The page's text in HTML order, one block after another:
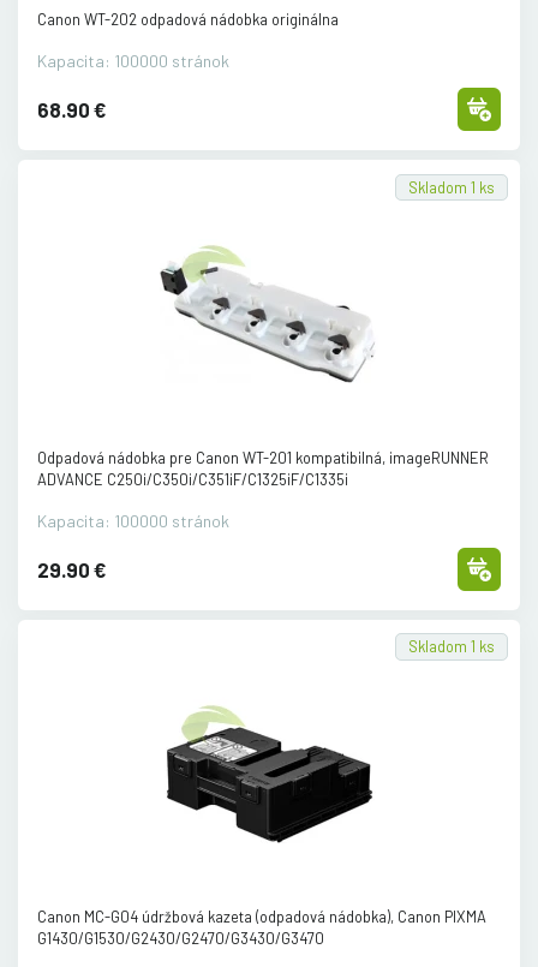
Canon WT-202 odpadová nádobka originálna
Kapacita: 100000 stránok
68.90 €
Skladom 1 ks
Odpadová nádobka pre Canon WT-201 kompatibilná, imageRUNNER
ADVANCE C250i/C350i/C351iF/C1325iF/C1335i
Kapacita: 100000 stránok
29.90 €
Skladom 1 ks
Canon MC-G04 údržbová kazeta (odpadová nádobka), Canon PIXMA
G1430/G1530/G2430/G2470/G3430/G3470